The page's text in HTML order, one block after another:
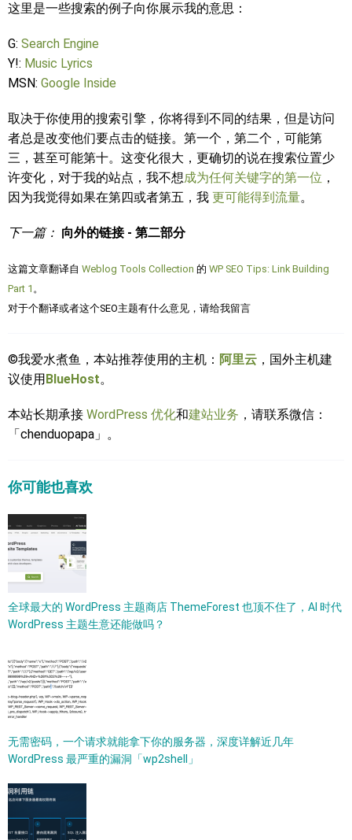
这里是一些搜索的例子向你展示我的意思：
G: Search Engine
Y!: Music Lyrics
MSN: Google Inside
取决于你使用的搜索引擎，你将得到不同的结果，但是访问
者总是改变他们要点击的链接。第一个，第二个，可能第
三，甚至可能第十。这变化很大，更确切的说在搜索位置少
许变化，对于我的站点，我不想成为任何关键字的第一位 ，
因为我觉得如果在第四或者第五，我 更可能得到流量。
下一篇： 向外的链接 - 第二部分
这篇文章翻译自 Weblog Tools Collection 的 WP SEO Tips: Link Building
Part 1 。
对于个翻译或者这个SEO主题有什么意见，请给我留言
©我爱水煮鱼，本站推荐使用的主机： 阿里云 ，国外主机建
议使用BlueHost。
本站长期承接 WordPress 优化和建站业务 ，请联系微信：
「chenduopapa」。
你可能也喜欢
全球最大的 WordPress 主题商店 ThemeForest 也顶不住了，AI 时代
WordPress 主题生意还能做吗？
无需密码，一个请求就能拿下你的服务器，深度详解近几年
WordPress 最严重的漏洞「wp2shell」